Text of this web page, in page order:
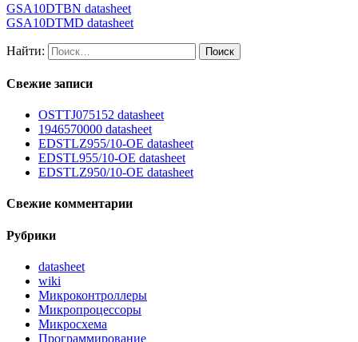
GSA10DTBN datasheet
GSA10DTMD datasheet
Найти:
Свежие записи
OSTTJ075152 datasheet
1946570000 datasheet
EDSTLZ955/10-OE datasheet
EDSTL955/10-OE datasheet
EDSTLZ950/10-OE datasheet
Свежие комментарии
Рубрики
datasheet
wiki
Микроконтроллеры
Микропроцессоры
Микросхема
Программирование